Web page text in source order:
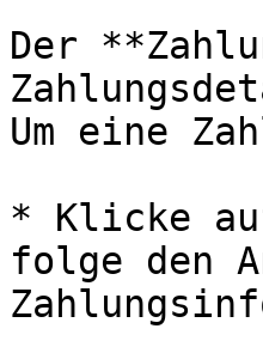
Der
Um eine
* Klicke
folge den